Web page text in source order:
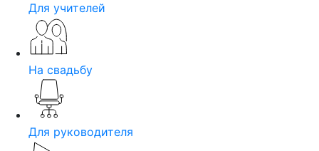
Для учителей
На свадьбу
Для руководителя